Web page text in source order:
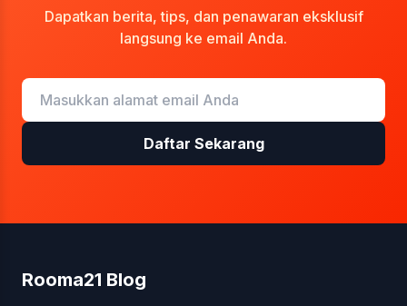
Dapatkan berita, tips, dan penawaran eksklusif
langsung ke email Anda.
Daftar Sekarang
Rooma21 Blog